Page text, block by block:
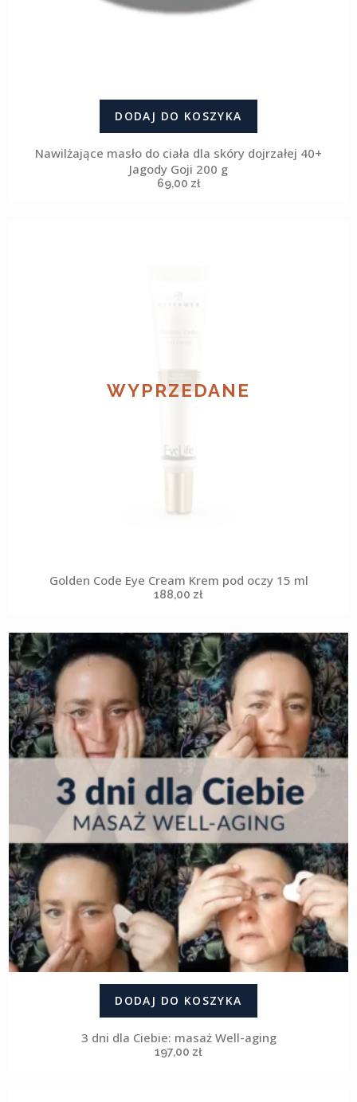
DODAJ DO KOSZYKA
Nawilżające masło do ciała dla skóry dojrzałej 40+
Jagody Goji 200 g
69,00 zł
WYPRZEDANE
Golden Code Eye Cream Krem pod oczy 15 ml
188,00 zł
DODAJ DO KOSZYKA
3 dni dla Ciebie: masaż Well-aging
197,00 zł